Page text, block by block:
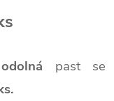
odolná past se